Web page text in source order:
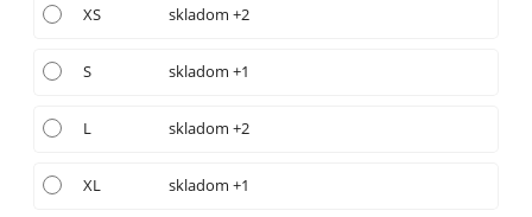
XS skladom +2
S skladom +1
L skladom +2
XL skladom +1